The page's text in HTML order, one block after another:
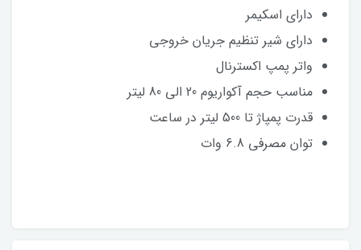
دارای اسکیمر
دارای شیر تنظیم جریان خروجی
واتر پمپ اکسترنال
مناسب حجم آکواریوم 20 الی 80 لیتر
قدرت پمپاژ تا 500 لیتر در ساعت
توان مصرفی 6.8 وات